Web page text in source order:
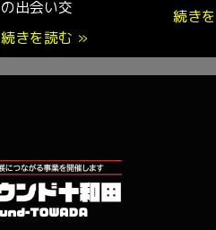
の出会い交
続きを読む »
続き